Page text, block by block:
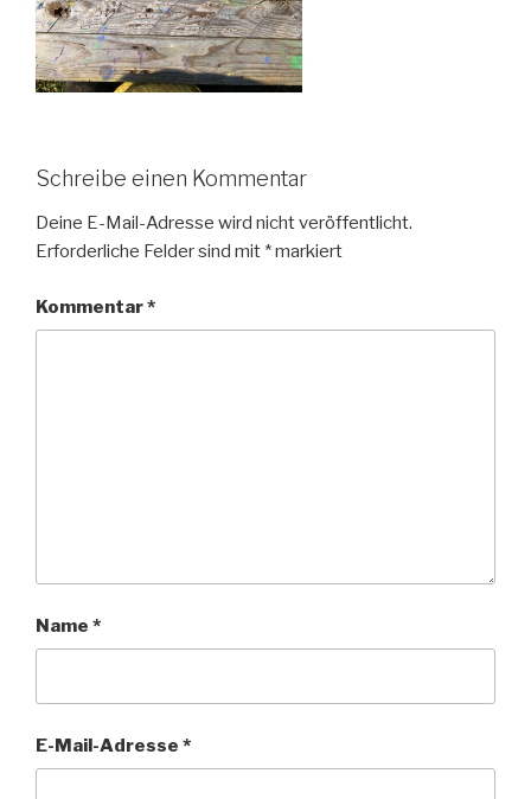
Schreibe einen Kommentar
Deine E-Mail-Adresse wird nicht veröffentlicht.
Erforderliche Felder sind mit *markiert
Kommentar*
Name *
E-Mail-Adresse *